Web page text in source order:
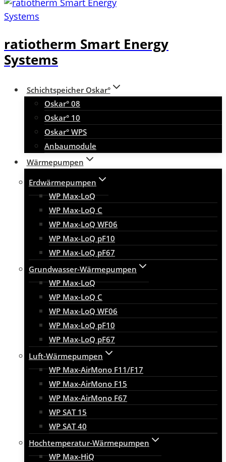
ratiotherm Smart Energy
Systems
Schichtspeicher Oskar°
Oskar° 08
Oskar° 10
Oskar° WPS
Anbaumodule
Wärmepumpen
Erdwärmepumpen
WP Max-LoQ
WP Max-LoQ C
WP Max-LoQ WF06
WP Max-LoQ pF10
WP Max-LoQ pF67
Grundwasser-Wärmepumpen
WP Max-LoQ
WP Max-LoQ C
WP Max-LoQ WF06
WP Max-LoQ pF10
WP Max-LoQ pF67
Luft-Wärmepumpen
WP Max-AirMono F11/F17
WP Max-AirMono F15
WP Max-AirMono F67
WP SAT 15
WP SAT 40
Hochtemperatur-Wärmepumpen
WP Max-HiQ